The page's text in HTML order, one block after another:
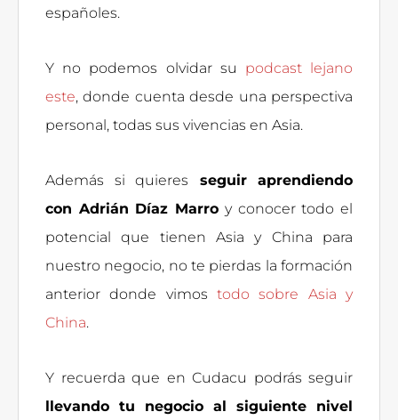
españoles.
Y no podemos olvidar su podcast lejano
este, donde cuenta desde una perspectiva
personal, todas sus vivencias en Asia.
Además si quieres seguir aprendiendo
con Adrián Díaz Marro y conocer todo el
potencial que tienen Asia y China para
nuestro negocio, no te pierdas la formación
anterior donde vimos todo sobre Asia y
China.
Y recuerda que en Cudacu podrás seguir
llevando tu negocio al siguiente nivel